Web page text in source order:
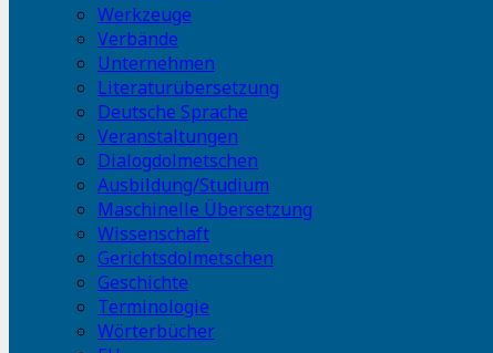
Werkzeuge
Verbände
Unternehmen
Literaturübersetzung
Deutsche Sprache
Veranstaltungen
Dialogdolmetschen
Ausbildung/Studium
Maschinelle Übersetzung
Wissenschaft
Gerichtsdolmetschen
Geschichte
Terminologie
Wörterbücher